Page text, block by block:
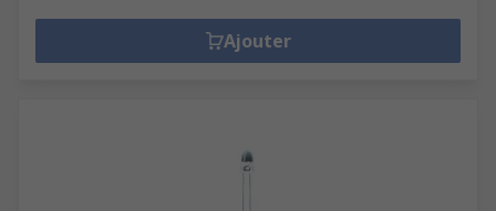
Ajouter